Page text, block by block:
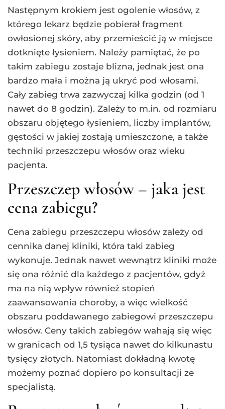
Następnym krokiem jest ogolenie włosów, z
którego lekarz będzie pobierał fragment
owłosionej skóry, aby przemieścić ją w miejsce
dotknięte łysieniem. Należy pamiętać, że po
takim zabiegu zostaje blizna, jednak jest ona
bardzo mała i można ją ukryć pod włosami.
Cały zabieg trwa zazwyczaj kilka godzin (od 1
nawet do 8 godzin). Zależy to m.in. od rozmiaru
obszaru objętego łysieniem, liczby implantów,
gęstości w jakiej zostają umieszczone, a także
techniki przeszczepu włosów oraz wieku
pacjenta.
Przeszczep włosów – jaka jest
cena zabiegu?
Cena zabiegu przeszczepu włosów zależy od
cennika danej kliniki, która taki zabieg
wykonuje. Jednak nawet wewnątrz kliniki może
się ona różnić dla każdego z pacjentów, gdyż
ma na nią wpływ również stopień
zaawansowania choroby, a więc wielkość
obszaru poddawanego zabiegowi przeszczepu
włosów. Ceny takich zabiegów wahają się więc
w granicach od 1,5 tysiąca nawet do kilkunastu
tysięcy złotych. Natomiast dokładną kwotę
możemy poznać dopiero po konsultacji ze
specjalistą.